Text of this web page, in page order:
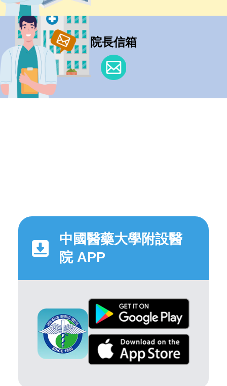
院長信箱
中國醫藥大學附設醫
院 APP